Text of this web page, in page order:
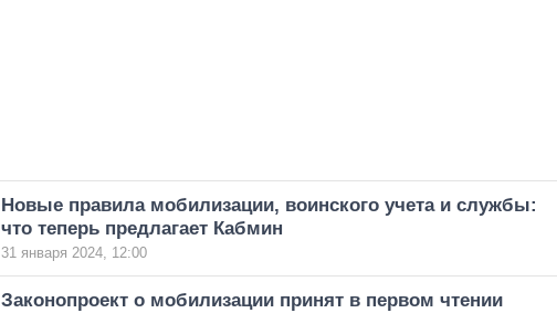
Новые правила мобилизации, воинского учета и службы:
что теперь предлагает Кабмин
31 января 2024, 12:00
Законопроект о мобилизации принят в первом чтении